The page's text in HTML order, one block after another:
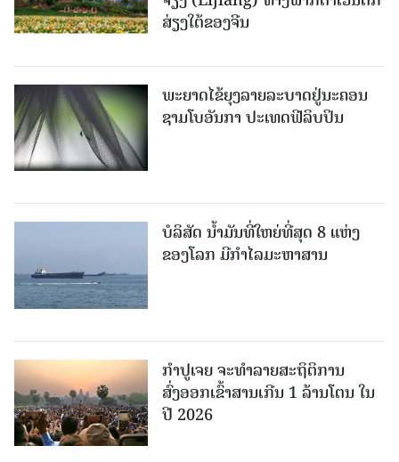
ສ່ຽງໃຕ້ຂອງຈີນ
ພະຍາດໄຂ້ຍຸງລາຍລະບາດຢູ່ນະຄອນ
ຊາມໂບ​ອັນກາ ປະເທດຟີລິບປິນ
ບໍລິສັດ ນ້ຳມັນທີ່ໃຫຍ່ທີ່ສຸດ 8 ແຫ່ງ
ຂອງໂລກ ມີກຳໄລມະຫາສານ
ກຳປູເຈຍ ຈະທຳລາຍສະຖິຕິການ
ສົ່ງອອກເຂົ້າສານເກີນ 1 ລ້ານໂຕນ ໃນ
ປີ 2026